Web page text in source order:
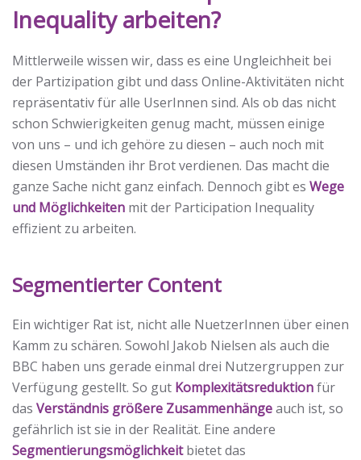
Inequality arbeiten?
Mittlerweile wissen wir, dass es eine Ungleichheit bei
der Partizipation gibt und dass Online-Aktivitäten nicht
repräsentativ für alle UserInnen sind. Als ob das nicht
schon Schwierigkeiten genug macht, müssen einige
von uns – und ich gehöre zu diesen – auch noch mit
diesen Umständen ihr Brot verdienen. Das macht die
ganze Sache nicht ganz einfach. Dennoch gibt es Wege
und Möglichkeiten mit der Participation Inequality
effizient zu arbeiten.
Segmentierter Content
Ein wichtiger Rat ist, nicht alle NuetzerInnen über einen
Kamm zu schären. Sowohl Jakob Nielsen als auch die
BBC haben uns gerade einmal drei Nutzergruppen zur
Verfügung gestellt. So gut Komplexitätsreduktionfür
das Verständnis größere Zusammenhängeauch ist, so
gefährlich ist sie in der Realität. Eine andere
Segmentierungsmöglichkeitbietet das